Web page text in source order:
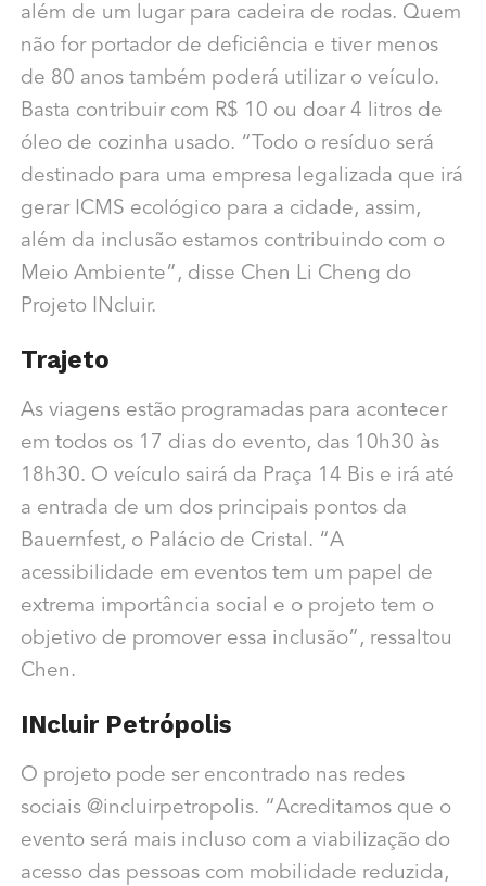
além de um lugar para cadeira de rodas. Quem
não for portador de deficiência e tiver menos
de 80 anos também poderá utilizar o veículo.
Basta contribuir com R$ 10 ou doar 4 litros de
óleo de cozinha usado. “Todo o resíduo será
destinado para uma empresa legalizada que irá
gerar ICMS ecológico para a cidade, assim,
além da inclusão estamos contribuindo com o
Meio Ambiente”, disse Chen Li Cheng do
Projeto INcluir.
Trajeto
As viagens estão programadas para acontecer
em todos os 17 dias do evento, das 10h30 às
18h30. O veículo sairá da Praça 14 Bis e irá até
a entrada de um dos principais pontos da
Bauernfest, o Palácio de Cristal. “A
acessibilidade em eventos tem um papel de
extrema importância social e o projeto tem o
objetivo de promover essa inclusão”, ressaltou
Chen.
INcluir Petrópolis
O projeto pode ser encontrado nas redes
sociais @incluirpetropolis. “Acreditamos que o
evento será mais incluso com a viabilização do
acesso das pessoas com mobilidade reduzida,